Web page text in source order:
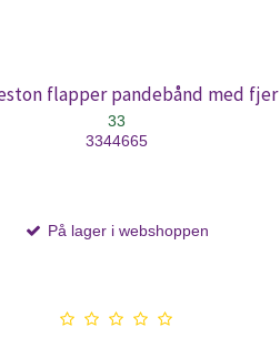
flapper pandebånd med fjer
33
3344665
På lager i webshoppen